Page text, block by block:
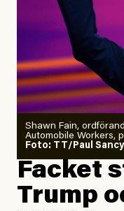
Shawn Fain,
Automobile Workers,
Foto: TT/Paul
Facket
Trump